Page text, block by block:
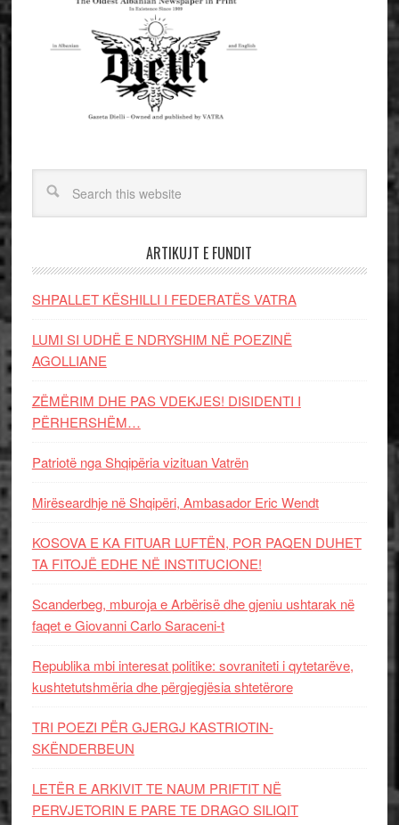
ARTIKUJT E FUNDIT
SHPALLET KËSHILLI I FEDERATËS VATRA
LUMI SI UDHË E NDRYSHIM NË POEZINË
AGOLLIANE
ZËMËRIM DHE PAS VDEKJES! DISIDENTI I
PËRHERSHËM…
Patriotë nga Shqipëria vizituan Vatrën
Mirëseardhje në Shqipëri, Ambasador Eric Wendt
KOSOVA E KA FITUAR LUFTËN, POR PAQEN DUHET
TA FITOJË EDHE NË INSTITUCIONE!
Scanderbeg, mburoja e Arbërisë dhe gjeniu ushtarak në
faqet e Giovanni Carlo Saraceni-t
Republika mbi interesat politike: sovraniteti i qytetarëve,
kushtetutshmëria dhe përgjegjësia shtetërore
TRI POEZI PËR GJERGJ KASTRIOTIN-
SKËNDERBEUN
LETËR E ARKIVIT TE NAUM PRIFTIT NË
PERVJETORIN E PARE TE DRAGO SILIQIT